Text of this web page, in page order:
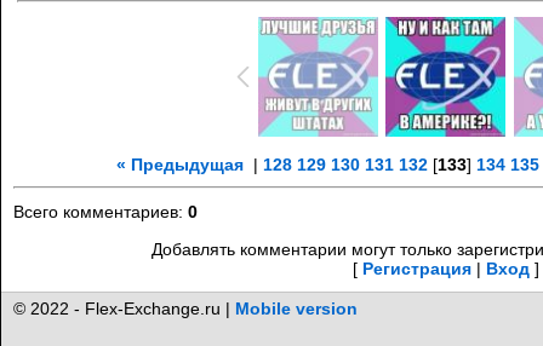
« Предыдущая| 128 129 130 131 132[133] 134 135
Всего комментариев: 0
Добавлять комментарии могут только
[ Регистрация | Вход ]
© 2022 - Flex-Exchange.ru | Mobile version